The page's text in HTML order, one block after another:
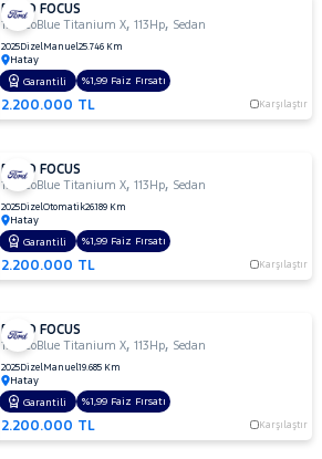
FORD FOCUS
1.5 EcoBlue Titanium X,113Hp, Sedan
2025DizelManuel25.746 Km
Hatay
2.200.000 TL Karşılaştır
Garantili %1,99 Faiz Fırsatı
FORD FOCUS
1.5 EcoBlue Titanium X,113Hp, Sedan
2025DizelOtomatik26.189 Km
Hatay
2.200.000 TL Karşılaştır
Garantili %1,99 Faiz Fırsatı
FORD FOCUS
1.5 EcoBlue Titanium X,113Hp, Sedan
2025DizelManuel19.685 Km
Hatay
2.200.000 TL Karşılaştır
Garantili %1,99 Faiz Fırsatı